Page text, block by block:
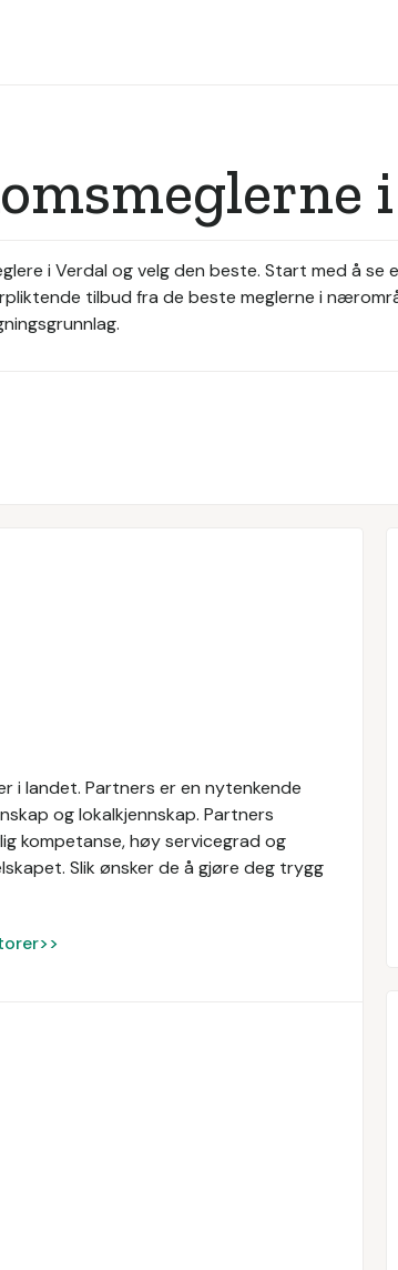
i Verdal og velg den beste. Start med å
tilbud fra de beste meglerne i
i landet. Partners er en nytenkende
og lokalkjennskap. Partners
kompetanse, høy servicegrad og
Slik ønsker de å gjøre deg trygg